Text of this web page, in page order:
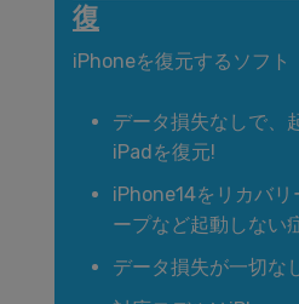
復
iPhoneを復元するソフト
データ損失なしで、
iPadを復元!
iPhone14をリカバ
ープなど起動しない
データ損失が一切な